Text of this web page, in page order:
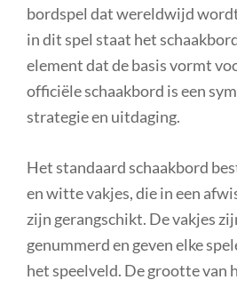
bordspel dat wereldwijd
in dit spel staat het
element dat de basis vormt
officiële schaakbord is een
strategie en uitdaging.
Het standaard schaakbord
en witte vakjes, die in een
zijn gerangschikt. De vakjes
genummerd en geven elke
het speelveld. De grootte van